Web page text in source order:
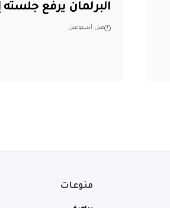
البرلمان يرفع جلسته
قبل أسبوعين
منوعات